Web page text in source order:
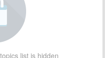
list is hidden